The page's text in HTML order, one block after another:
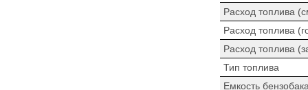
Расход топлива
Расход топлива
Расход топлива
Тип топлива
Емкость